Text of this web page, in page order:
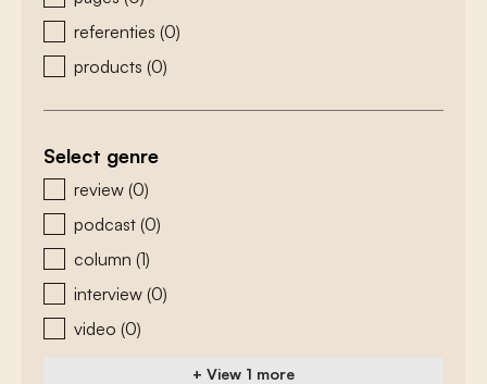
referenties (0)
products (0)
Select genre
zoeken - genre
review (0)
podcast (0)
column (1)
interview (0)
video (0)
+ View 1 more